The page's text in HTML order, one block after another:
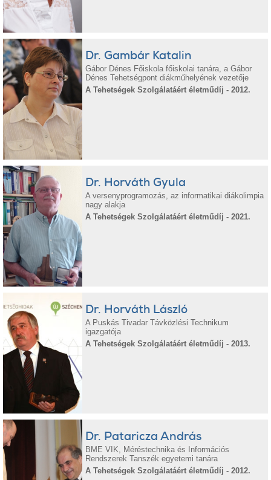
Dr. Gambár Katalin
Gábor Dénes Főiskola főiskolai tanára, a Gábor
Dénes Tehetségpont diákműhelyének vezetője
A Tehetségek Szolgálatáért életműdíj - 2012.
Dr. Horváth Gyula
A versenyprogramozás, az informatikai diákolimpia
nagy alakja
A Tehetségek Szolgálatáért életműdíj - 2021.
Dr. Horváth László
A Puskás Tivadar Távközlési Technikum
igazgatója
A Tehetségek Szolgálatáért életműdíj - 2013.
Dr. Pataricza András
BME VIK, Méréstechnika és Információs
Rendszerek Tanszék egyetemi tanára
A Tehetségek Szolgálatáért életműdíj - 2012.